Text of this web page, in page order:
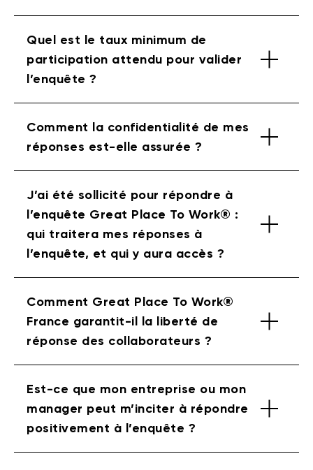
Quel est le taux minimum de
participation attendu pour valider
l’enquête ?
Comment la confidentialité de mes
réponses est-elle assurée ?
J’ai été sollicité pour répondre à
l’enquête Great Place To Work® :
qui traitera mes réponses à
l’enquête, et qui y aura accès ?
Comment Great Place To Work®
France garantit-il la liberté de
réponse des collaborateurs ?
Est-ce que mon entreprise ou mon
manager peut m’inciter à répondre
positivement à l’enquête ?